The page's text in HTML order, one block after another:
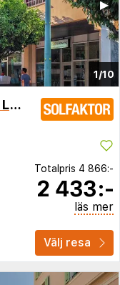
1/10
▶︎
Pierre & Vacances Residence Les Citronniers
Totalpris 4 866:-
2 433:-
läs mer
Välj resa